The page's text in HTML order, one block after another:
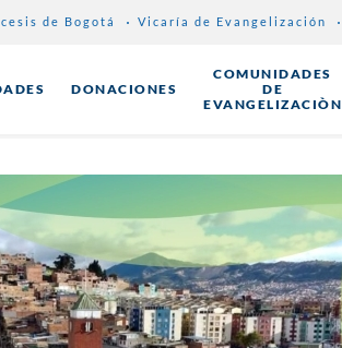
de Bogotá Vicaría de Evangelización
DONACIONES
COMUNIDADES
DE
EVANGELIZACIÒN